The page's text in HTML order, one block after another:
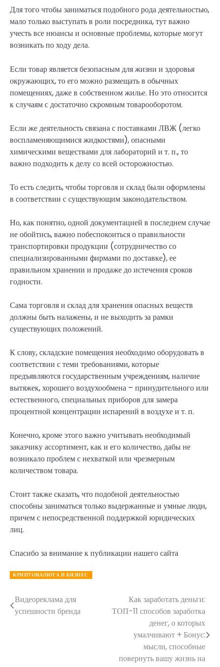
Для того чтобы заниматься подобного рода деятельностью,
мало только выступать в роли посредника, тут важно
учесть все нюансы и основные проблемы, которые могут
возникать по ходу дела.
Если товар является безопасным для жизни и здоровья
окружающих, то его можно размещать в обычных
помещениях, даже в собственном жилье. Но это относится
к случаям с достаточно скромным товарооборотом.
Если же деятельность связана с поставками ЛВЖ (легко
воспламеняющимися жидкостями), опасными
химическими веществами для лабораторий и т. п., то
важно подходить к делу со всей осторожностью.
То есть следить, чтобы торговля и склад были оформлены
в соответствии с существующим законодательством.
Но, как понятно, одной документацией в последнем случае
не обойтись, важно побеспокоиться о правильности
транспортировки продукции (сотрудничество со
специализированными фирмами по доставке), ее
правильном хранении и продаже до истечения сроков
годности.
Сама торговля и склад для хранения опасных веществ
должны быть налажены, и не выходить за рамки
существующих положений.
К слову, складские помещения необходимо оборудовать в
соответствии с теми требованиями, которые
предъявляются государственным учреждениям, наличие
вытяжек, хорошего воздухообмена – принудительного или
естественного, специальных приборов для замера
процентной концентрации испарений в воздухе и т. п.
Конечно, кроме этого важно учитывать необходимый
заказчику ассортимент, как и его количество, дабы не
возникало проблем с нехваткой или чрезмерным
количеством товара.
Стоит также сказать, что подобной деятельностью
способны заниматься только выдержанные и умные люди,
причем с непосредственной поддержкой юридических
лиц.
Спасибо за внимание к публикации нашего сайта
КРИПТОВАЛЮТА И БИЗНЕС
Навигация
по
Видеореклама для
успешности бренда
Как заработать деньги:
ТОП-11 способов заработка
денег, о которых
умалчивают + Бонус:
мысли, способные
повернуть вашу жизнь на